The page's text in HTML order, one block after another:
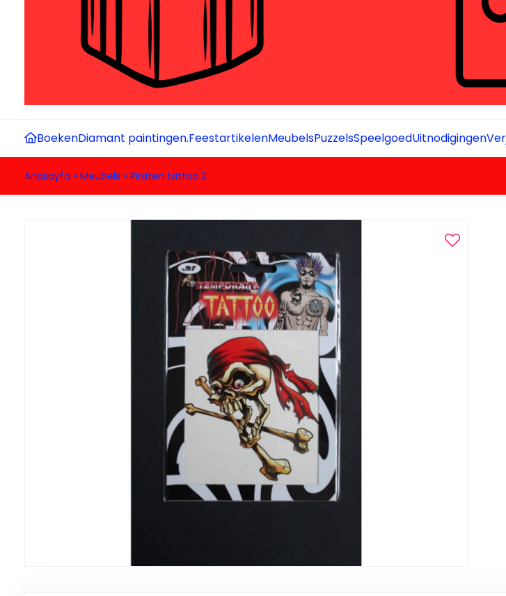
BoekenDiamant paintingen.FeestartikelenMeubelsPuzzelsSpeelgoedUitnodigingen
Anasayfa » Meubels » Piraten tattoo 2